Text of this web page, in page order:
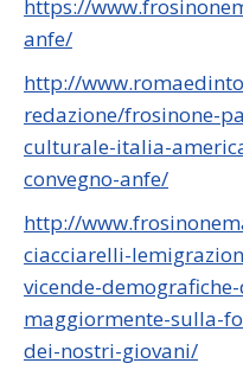
https://
anfe/
http://
redazione/frosinone-
culturale-italia-
convegno-anfe/
http://
ciacciarelli-
vicende-
maggiormente-sulla-
dei-nostri-giovani/